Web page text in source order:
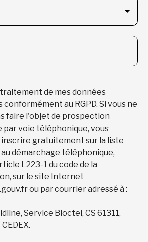
de mes données
au RGPD. Si vous ne
faire l'objet de prospection
par voie téléphonique, vous
inscrire gratuitement sur la liste
démarchage téléphonique,
L223-1 du code de la
sur le site Internet
ou par courrier adressé à :
Service Bloctel, CS 61311,